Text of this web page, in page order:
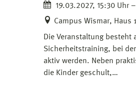
19.03.2027, 15:30 Uhr
Campus Wismar, Haus
Die Veranstaltung besteht
Sicherheitstraining, bei
aktiv werden. Neben
die Kinder geschult,…